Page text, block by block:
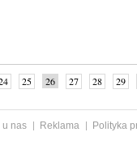
25 26 27 28
29
u nas Reklama
Polityka